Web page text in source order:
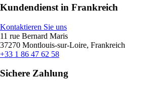
Kundendienst in Frankreich
Kontaktieren Sie uns
11 rue Bernard Maris
37270 Montlouis-sur-Loire, Frankreich
+33 1 86 47 62 58
Sichere Zahlung